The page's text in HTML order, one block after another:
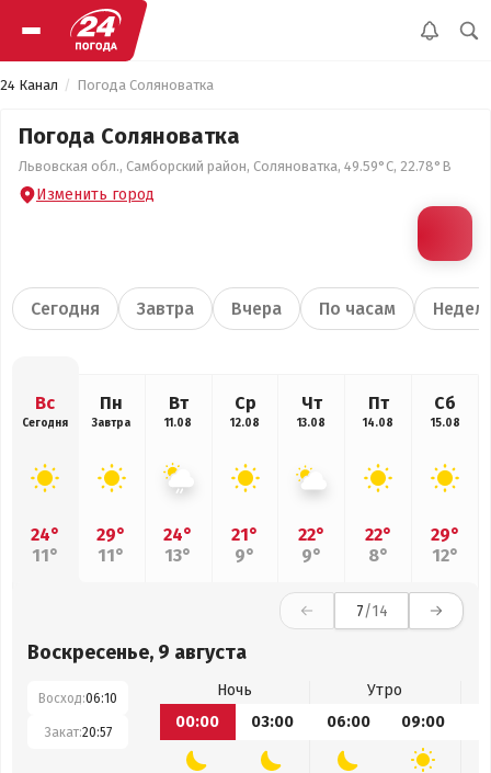
24 Канал Погода Соляноватка
Погода Соляноватка
Львовская обл., Самборский район, Соляноватка, 49.59°С, 22.78°В
Изменить город
Сегодня Завтра Вчера По часам
Вс
Сегодня
24°
11°
Пн
Завтра
29°
11°
Вт
11.08
24°
13°
Ср
12.08
21°
9°
Чт
13.08
22°
9°
Пт
14.08
22°
8°
Сб
15.08
29°
12°
7/14
Воскресенье, 9 августа
Восход:06:10
Закат:20:57
Ночь
Утро
00:00
03:00 06:00 09:00